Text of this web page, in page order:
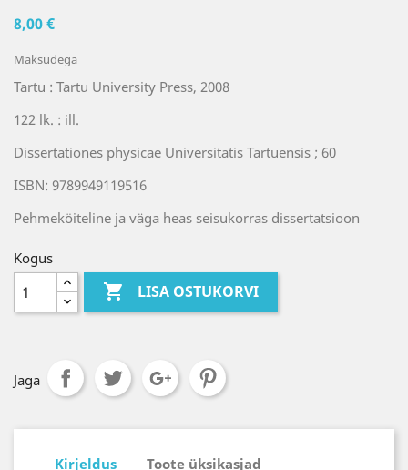
8,00 €
Maksudega
Tartu : Tartu University Press, 2008
122 lk. : ill.
Dissertationes physicae Universitatis Tartuensis ; 60
ISBN: 9789949119516
Pehmeköiteline ja väga heas seisukorras dissertatsioon
Kogus
 LISA OSTUKORVI
Jaga
Kirjeldus Toote üksikasjad